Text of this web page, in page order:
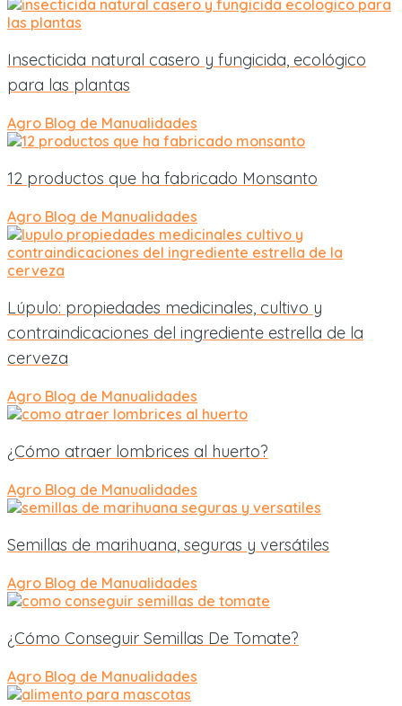
Insecticida natural casero y fungicida, ecológico
para las plantas
Agro Blog de Manualidades
12 productos que ha fabricado Monsanto
Agro Blog de Manualidades
Lúpulo: propiedades medicinales, cultivo y
contraindicaciones del ingrediente estrella de la
cerveza
Agro Blog de Manualidades
¿Cómo atraer lombrices al huerto?
Agro Blog de Manualidades
Semillas de marihuana, seguras y versátiles
Agro Blog de Manualidades
¿Cómo Conseguir Semillas De Tomate?
Agro Blog de Manualidades